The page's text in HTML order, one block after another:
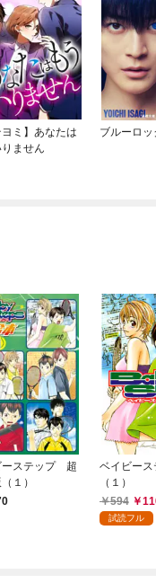
ヨミ】あなたは
りません
ブルーロッ
ーステップ 超
１）
ベイビース
（１）
594
試読フル